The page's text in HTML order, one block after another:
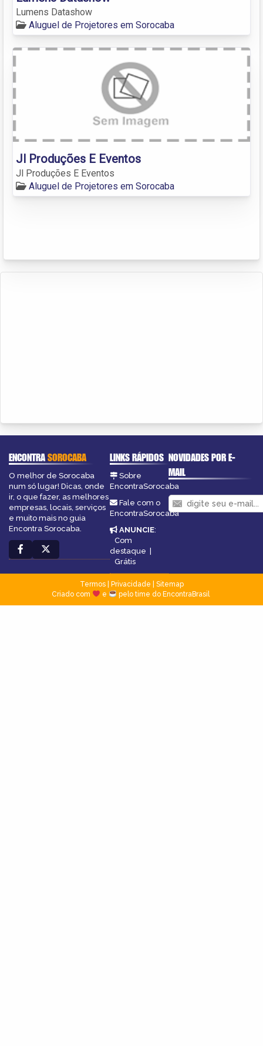
Lumens Datashow
Aluguel de Projetores em Sorocaba
Jl Produções E Eventos
Jl Produções E Eventos
Aluguel de Projetores em Sorocaba
ENCONTRASOROCABA
O melhor de Sorocaba
num só lugar! Dicas, onde
ir, o que fazer, as melhores
empresas, locais, serviços
e muito mais no guia
Encontra Sorocaba.
LINKS RÁPIDOS
Sobre
EncontraSorocaba
Fale com o
EncontraSorocaba
ANUNCIE:
Com
destaque |
Grátis
NOVIDADES POR E-
MAIL
Termos| Privacidade
Sitemap
Criado com
e pelo time do EncontraBrasil